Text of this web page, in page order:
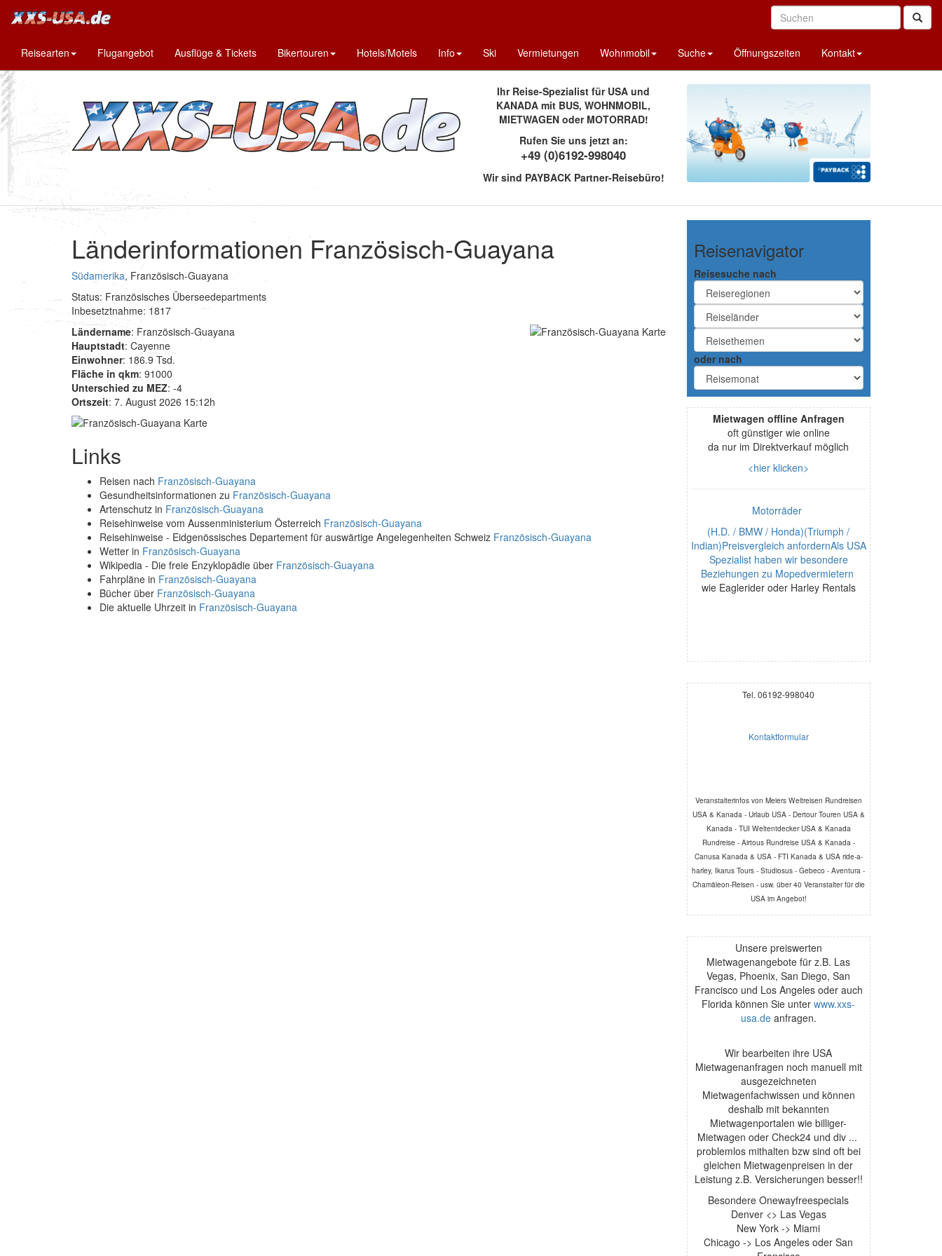
Ihr Reise-Spezialist für USA und
KANADA mit BUS, WOHNMOBIL,
MIETWAGEN oder MOTORRAD!
Rufen Sie uns jetzt an:
+49 (0)6192-998040
Wir sind PAYBACK Partner-Reisebüro!
Reisearten Flugangebot Ausflüge & Tickets Bikertouren Hotels/Motels Info Ski Vermietungen Wohnmobil Suche Öffnungszeiten Kontakt
Länderinformationen Französisch-Guayana
Südamerika, Französisch-Guayana
Status: Französisches Überseedepartments
Inbesetztnahme: 1817
Ländername: Französisch-Guayana
Hauptstadt: Cayenne
Einwohner: 186.9 Tsd.
Fläche in qkm: 91000
Unterschied zu MEZ: -4
Ortszeit: 7. August 2026 15:12h
Links
Reisen nach Französisch-Guayana
Gesundheitsinformationen zu Französisch-Guayana
Artenschutz in Französisch-Guayana
Reisehinweise vom Aussenministerium Österreich Französisch-Guayana
Reisehinweise - Eidgenössisches Departement für auswärtige Angelegenheiten Schweiz Französisch-Guayana
Wetter in Französisch-Guayana
Wikipedia - Die freie Enzyklopädie über Französisch-Guayana
Fahrpläne in Französisch-Guayana
Bücher über Französisch-Guayana
Die aktuelle Uhrzeit in Französisch-Guayana
Reisenavigator
Reisesuche nach
oder nach
Mietwagen offline Anfragen
oft günstiger wie online
da nur im Direktverkauf möglich
<hier klicken>
Motorräder
(H.D. / BMW / Honda)(Triumph /
Indian)Preisvergleich anfordernAls USA
Spezialist haben wir besondere
Beziehungen zu Mopedvermietern
wie Eaglerider oder Harley Rentals
Tel. 06192-998040
Kontaktformular
Veranstalterinfos von Meiers Weltreisen Rundreisen
USA & Kanada - Urlaub USA - Dertour Touren USA &
Kanada - TUI Weltentdecker USA & Kanada
Rundreise - Airtous Rundreise USA & Kanada -
Canusa Kanada & USA - FTI Kanada & USA ride-a-
harley, Ikarus Tours - Studiosus - Gebeco - Aventura -
Chamäleon-Reisen - usw. über 40 Veranstalter für die
USA im Angebot!
Unsere preiswerten
Mietwagenangebote für z.B. Las
Vegas, Phoenix, San Diego, San
Francisco und Los Angeles oder auch
Florida können Sie unterwww.xxs-
usa.deanfragen.
Wir bearbeiten ihre USA
Mietwagenanfragen noch manuell mit
ausgezeichneten
Mietwagenfachwissen und können
deshalb mit bekannten
Mietwagenportalen wie billiger-
Mietwagen oder Check24 und div ...
problemlos mithalten bzw sind oft bei
gleichen Mietwagenpreisen in der
Leistung z.B. Versicherungen besser!!
Besondere Onewayfreespecials
Denver <> Las Vegas
New York -> Miami
Chicago -> Los Angeles oder San